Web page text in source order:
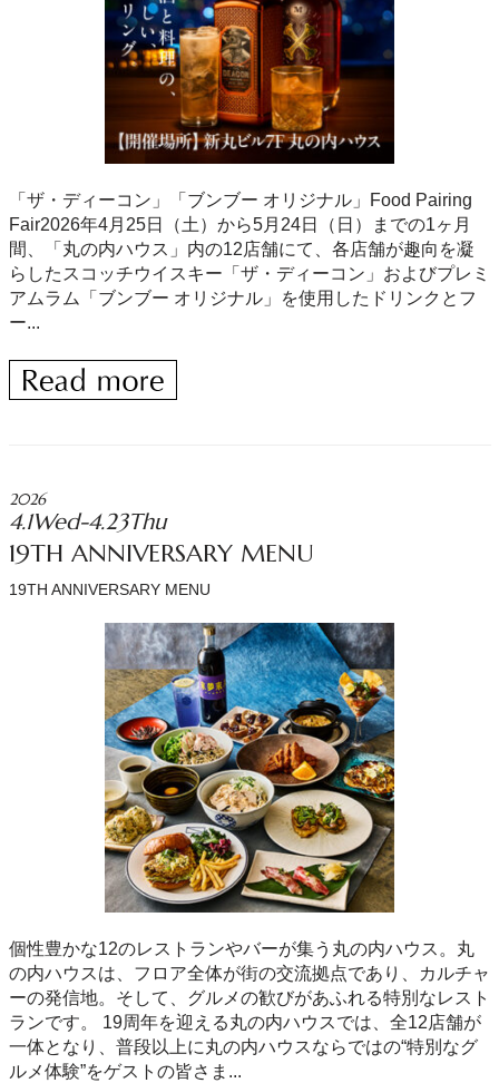
「ザ・ディーコン」「ブンブー オリジナル」Food Pairing
Fair2026年4月25日（土）から5月24日（日）までの1ヶ月
間、「丸の内ハウス」内の12店舗にて、各店舗が趣向を凝
らしたスコッチウイスキー「ザ・ディーコン」およびプレミ
アムラム「ブンブー オリジナル」を使用したドリンクとフ
ー...
2026
4.1Wed-4.23Thu
19TH ANNIVERSARY MENU
19TH ANNIVERSARY MENU
個性豊かな12のレストランやバーが集う丸の内ハウス。丸
の内ハウスは、フロア全体が街の交流拠点であり、カルチャ
ーの発信地。そして、グルメの歓びがあふれる特別なレスト
ランです。 19周年を迎える丸の内ハウスでは、全12店舗が
一体となり、普段以上に丸の内ハウスならではの“特別なグ
ルメ体験”をゲストの皆さま...